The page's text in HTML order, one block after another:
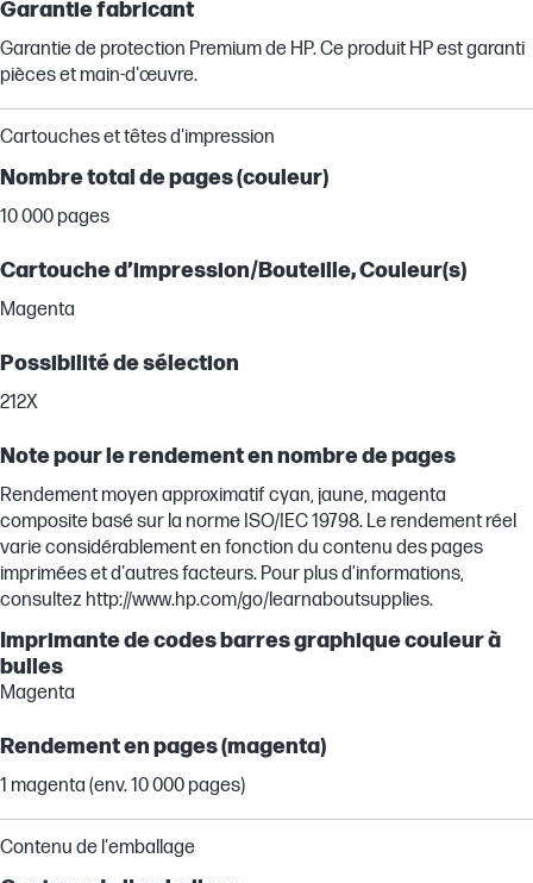
Garantie fabricant
Garantie de protection Premium de HP. Ce produit HP est garanti
pièces et main-d'œuvre.
Cartouches et têtes d'impression
Nombre total de pages (couleur)
10 000 pages
Cartouche d’impression/Bouteille, Couleur(s)
Magenta
Possibilité de sélection
212X
Note pour le rendement en nombre de pages
Rendement moyen approximatif cyan, jaune, magenta
composite basé sur la norme ISO/IEC 19798. Le rendement réel
varie considérablement en fonction du contenu des pages
imprimées et d'autres facteurs. Pour plus d’informations,
consultez http://www.hp.com/go/learnaboutsupplies.
Imprimante de codes barres graphique couleur à
bulles
Magenta
Rendement en pages (magenta)
1 magenta (env. 10 000 pages)
Contenu de l'emballage